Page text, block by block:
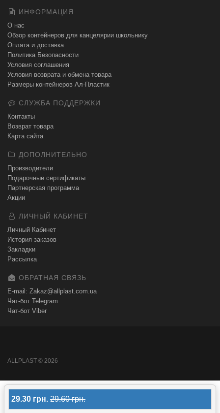
29.30 грн. 29.60 грн.
ИНФОРМАЦИЯ
О нас
Обзор контейнеров для канцелярии школьнику
Оплата и доставка
Политика Безопасности
Условия соглашения
Условия возврата и обмена товара
Размеры контейнеров Ал-Пластик
СЛУЖБА ПОДДЕРЖКИ
Контакты
Возврат товара
Карта сайта
ДОПОЛНИТЕЛЬНО
Производители
Подарочные сертификаты
Партнерская программа
Акции
ЛИЧНЫЙ КАБИНЕТ
Личный Кабинет
История заказов
Закладки
Рассылка
ОБРАТНАЯ СВЯЗЬ
E-mail: Zakaz@allplast.com.ua
Чат-бот Telegram
Чат-бот Viber
ALLPLAST © 2026